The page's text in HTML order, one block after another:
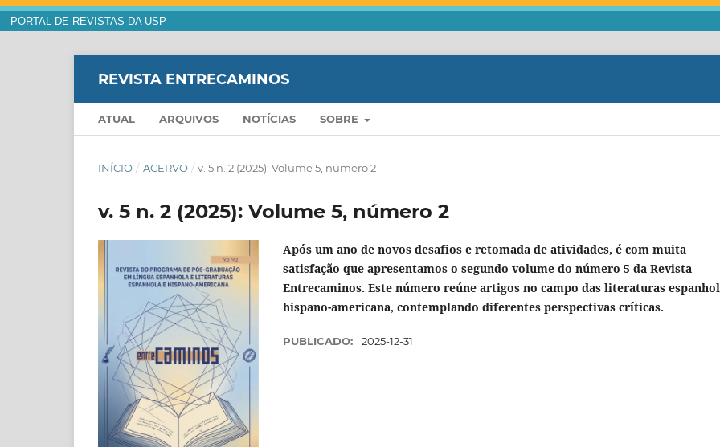
PORTAL DE REVISTAS DA USP
REVISTA ENTRECAMINOS
ATUAL ARQUIVOS NOTÍCIAS SOBRE
INÍCIO / ACERVO / v. 5 n. 2 (2025): Volume 5, número 2
v. 5 n. 2 (2025): Volume 5, número 2
Após um ano de novos desafios e retomada de atividades, é com muita
satisfação que apresentamos o segundo volume do número 5 da Revista
Entrecaminos. Este número reúne artigos no campo das literaturas
hispano-americana, contemplando diferentes perspectivas críticas.
PUBLICADO: 2025-12-31